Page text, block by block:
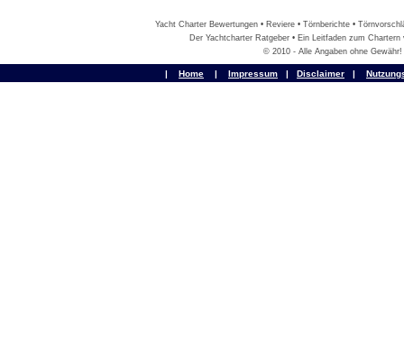
Yacht Charter Bewertungen • Reviere • Törnberichte •
Der Yachtcharter Ratgeber • Ein Leitfaden zum
© 2010 - Alle Angaben ohne Gewähr!
| Home | Impressum | Disclaimer |